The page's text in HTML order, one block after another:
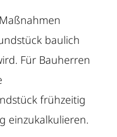
baulich
Für Bauherren
frühzeitig
einzukalkulieren.